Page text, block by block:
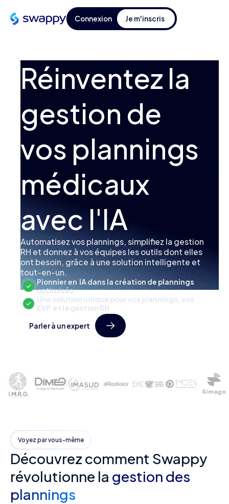
Connexion Je m'inscris
Réinventez la
gestion de
vos plannings
médicaux
avec l'IA
Automatisez vos plannings, simplifiez la gestion
RH et donnez à vos équipes les outils dont elles
ont besoin, grâce à une solution intelligente et
tout-en-un.
Pionnier en IA dans la création de plannings
optimisés
Une solution unique pour vos plannings, vos
EVP et la gestion RH
Parler à un expert
Voyez par vous-même
Découvrez comment Swappy
révolutionne la gestion des
plannings